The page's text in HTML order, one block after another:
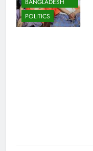
BANGLADESH
POLITICS